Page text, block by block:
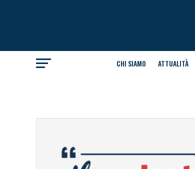
CHI SIAMO ATTUALITÀ